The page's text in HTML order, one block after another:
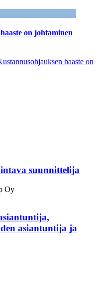
on johtaminen
haaste on
suunnittelija
Oy
asiantuntija ja